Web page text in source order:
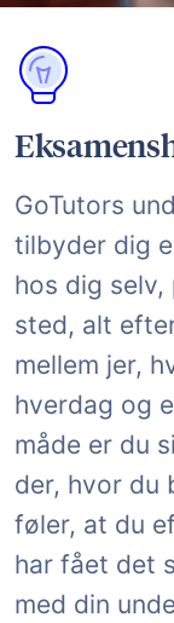
GoTutors
tilbyder dig
hos dig
sted, alt
mellem jer,
hverdag og
måde er du
der, hvor du
føler, at du
har fået det
med din